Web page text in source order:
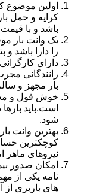
اولین موضوع
کرایه و حمل
باشد و با
یک وانت بار
را دارا باشد و
دارای
رانندگانی
بار مجهز و
خوش قول و
است.باید
شود.
بهترین وانت
کوچکترین
نیروهای ماهر
امکان صدور
نامه یکی از
های باربری